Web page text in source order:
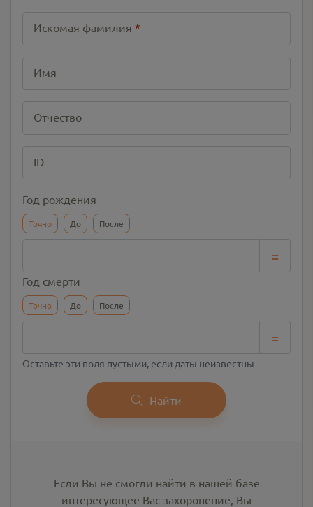
Искомая фамилия *
Имя
Отчество
ID
Год рождения
Точно До После
=
Год смерти
Точно До После
=
Оставьте эти поля пустыми, если даты неизвестны
Найти
Если Вы не смогли найти в нашей базе
интересующее Вас захоронение, Вы